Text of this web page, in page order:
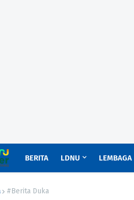
BERITA LDNU LEMBAGA
#Berita Duka